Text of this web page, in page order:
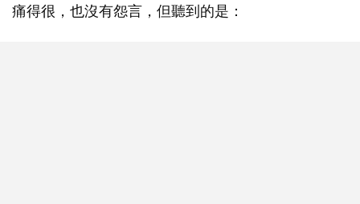
痛得很，也沒有怨言，但聽到的是：